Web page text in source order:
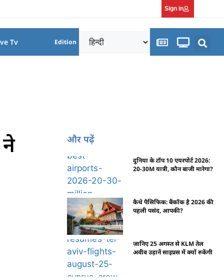
Sign in
Tv Edition
और पढ़ें
दुनिया के टॉप 10 एयरपोर्ट 2026:
20-30M यात्री, कौन बाजी मारेगा?
कैथे पैसिफिक: बैंकॉक है 2026 की
पहली पसंद, आपकी?
जानिए 25 अगस्त से KLM तेल
अवीव उड़ानें साइप्रस में क्यों रुकेंगी